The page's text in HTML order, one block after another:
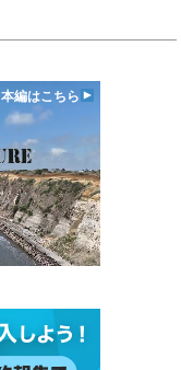
本編はこちら